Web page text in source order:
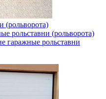
(рольворота)
рольставни (рольворота)
гаражные рольставни